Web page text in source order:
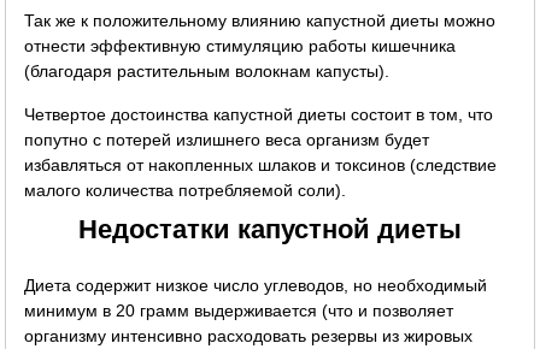
Так же к положительному влиянию капустной диеты можно
отнести эффективную стимуляцию работы кишечника
(благодаря растительным волокнам капусты).
Четвертое достоинства капустной диеты состоит в том, что
попутно с потерей излишнего веса организм будет
избавляться от накопленных шлаков и токсинов (следствие
малого количества потребляемой соли).
Недостатки капустной диеты
Диета содержит низкое число углеводов, но необходимый
минимум в 20 грамм выдерживается (что и позволяет
организму интенсивно расходовать резервы из жировых